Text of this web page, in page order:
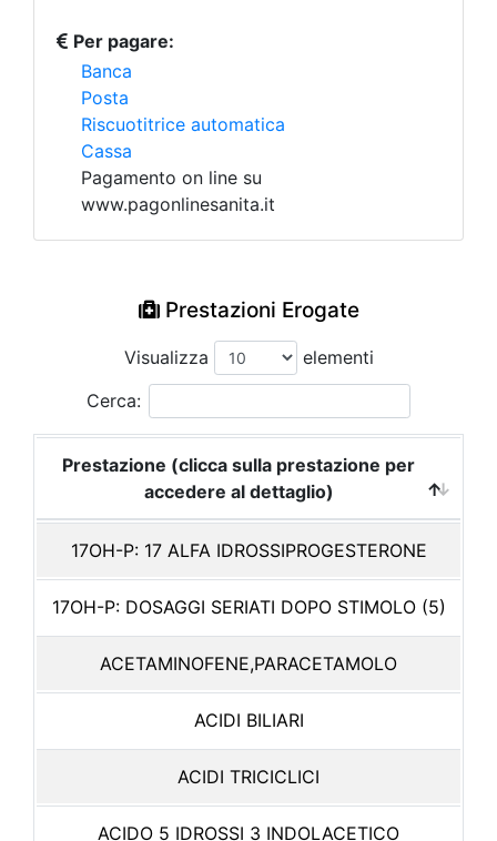
Per pagare:
Banca
Posta
Riscuotitrice automatica
Cassa
Pagamento on line su
www.pagonlinesanita.it
Prestazioni Erogate
Visualizza
elementi
Cerca:
Prestazione (clicca sulla prestazione per
accedere al dettaglio)
17OH-P: 17 ALFA IDROSSIPROGESTERONE
17OH-P: DOSAGGI SERIATI DOPO STIMOLO (5)
ACETAMINOFENE,PARACETAMOLO
ACIDI BILIARI
ACIDI TRICICLICI
ACIDO 5 IDROSSI 3 INDOLACETICO